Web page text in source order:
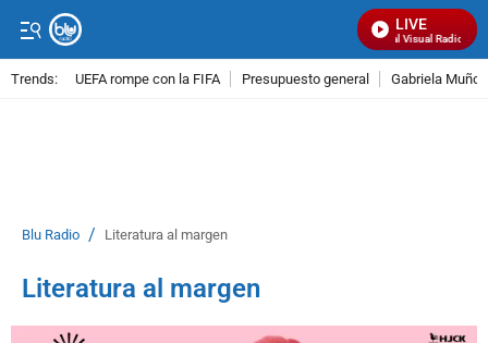
LIVE
Señal Visual Radio
Trends: UEFA rompe con la FIFA Presupuesto general Gabriela Muñoz
Blu Radio / Literatura al margen
Literatura al margen